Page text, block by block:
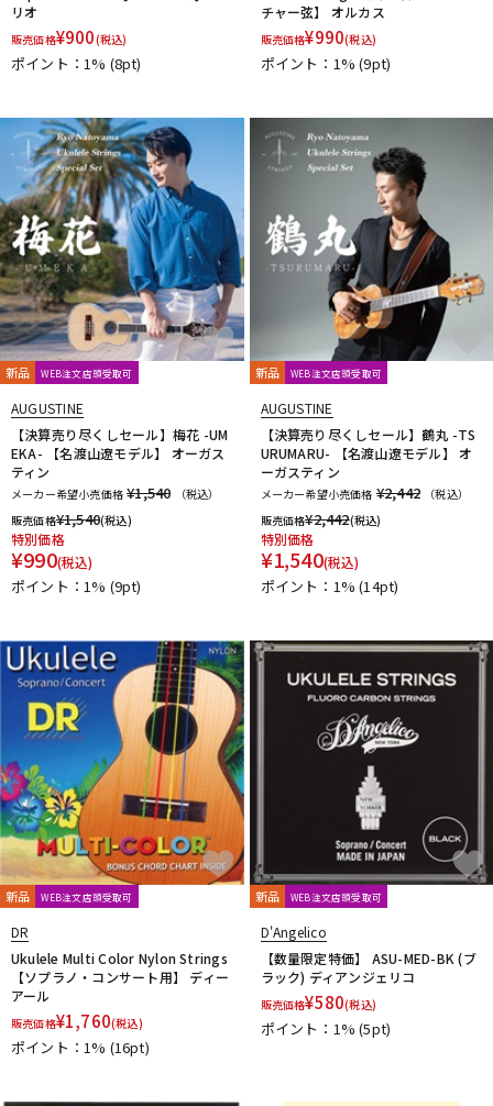
ORTEGA
Oyaide
Parksons
Performance PERRI'S Peterson
Providence
PULSE
R.Cocco
Rattlesnake Cable
Raw Vintage
RENEGADE
Reunion Blues
RevoL effects
Rick Rock Picks
Rickenbacker
RIGHTON STRAPS
RIO GRANDE
Ritter RIVER FORD
Roadie
ROCHE-THOMAS
Roland ROMBO
Ron Ellis Pickups
ROTO SOUND
ROZZ
S-U
S.Yairi Sadowsky Sadowsky Guitars Sago
SAVAREZ
Schaller
SCHECTER
Schlagwerk Percussion
Scorelay Japan
Seki Sound
Seymour Duncan
Shadow SHRED NECK
SHUBB
SILENT PICK
SIT SKB SKYSONIC
SNARK
Solid Bond
SOMA laboratory
Souldier Strap
Spanish Moon SpiceNote
Spider Capo
Stack
STARTECH STEINBERGER Stetsbar
Suhr Guitars
SUNRISE Sustainiac
Switch Custom Guitars
TAKAMINE TAMA
TAURUS ARMY
Thomastik-Infeld
ThroBak Electronics Tim Bud
TINYBOY
TODA GUITARS
TOKAI Tom Anderson
Toneism Pickups
TonePros TOUGH-TX TRIAL
TRICK
TRUE DYNA
trumpet station
Turtle Wax
TV Jones
ULTIMATE unknown
V-Z
Van Damme Vega-Trem
VeroCity Effects Pedals
VIBRAMATE
Vigier VitalAudio VOVOX
VOX
WALRUS AUDIO
Warwick Wedgie Well Fine
Wera
WHITEFEATHER
Wilkinson Wittner Worth
Xotic
YAMAHA
ZAOLLA ZEN-ON
他
320design アトス・インターナショナル
アルソ出版
カエルカフェ
キョーリツ
シンコーミュージック
スーパーキッズ
パイパーズ
フォンテック
ヤマハミュージックEHD
リオ
販売価格¥900(税込)
ポイント：1% (8pt)
チャー弦】 オルカス
販売価格¥990(税込)
ポイント：1%(9pt)
新品 WEB注文店頭受取可
AUGUSTINE
【決算売り尽くしセール】梅花 -UM
EKA- 【名渡山遼モデル】 オーガス
ティン
メーカー希望小売価格 ¥1,540
（税込）
販売価格¥1,540(税込)
特別価格
¥990(税込)
ポイント：1% (9pt)
新品 WEB注文店頭受取可
AUGUSTINE
【決算売り尽くしセール】鶴丸 -TS
URUMARU- 【名渡山遼モデル】 オ
ーガスティン
メーカー希望小売価格 ¥2,442
（税込）
販売価格¥2,442(税込)
特別価格
¥1,540(税込)
ポイント：1%(14pt)
新品 WEB注文店頭受取可
DR
Ukulele Multi Color Nylon Strings
【ソプラノ・コンサート用】 ディー
アール
販売価格¥1,760(税込)
ポイント：1% (16pt)
新品 WEB注文店頭受取可
D'Angelico
【数量限定特価】 ASU-MED-BK (ブ
ラック) ディアンジェリコ
販売価格¥580(税込)
ポイント：1%(5pt)